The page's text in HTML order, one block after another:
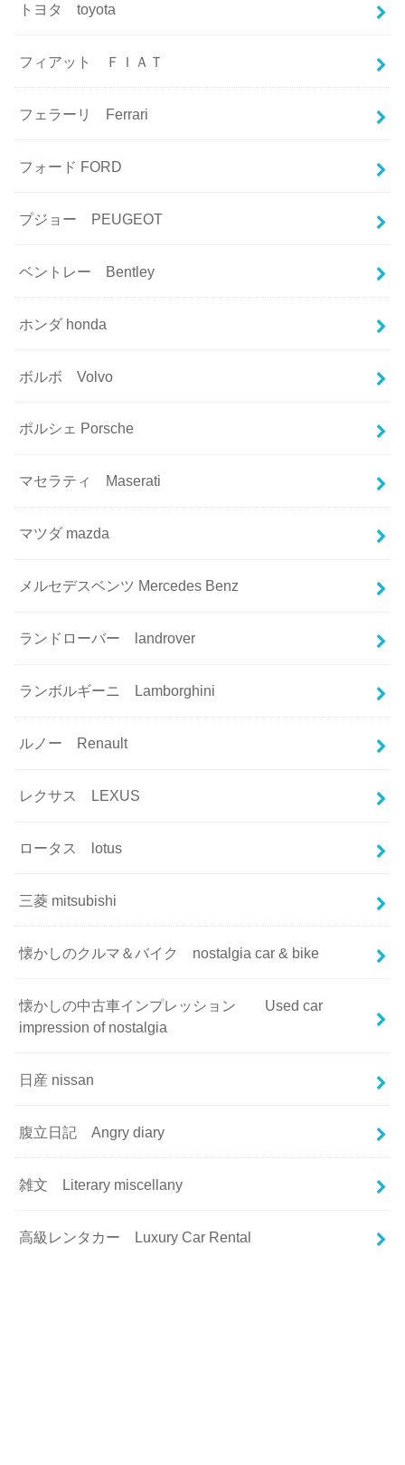
トヨタ toyota
フィアット ＦＩＡＴ
フェラーリ Ferrari
フォード FORD
プジョー PEUGEOT
ベントレー Bentley
ホンダ honda
ボルボ Volvo
ポルシェ Porsche
マセラティ Maserati
マツダ mazda
メルセデスベンツ Mercedes Benz
ランドローバー landrover
ランボルギーニ Lamborghini
ルノー Renault
レクサス LEXUS
ロータス lotus
三菱 mitsubishi
懐かしのクルマ＆バイク nostalgia car & bike
懐かしの中古車インプレッション Used car
impression of nostalgia
日産 nissan
腹立日記 Angry diary
雑文 Literary miscellany
高級レンタカー Luxury Car Rental